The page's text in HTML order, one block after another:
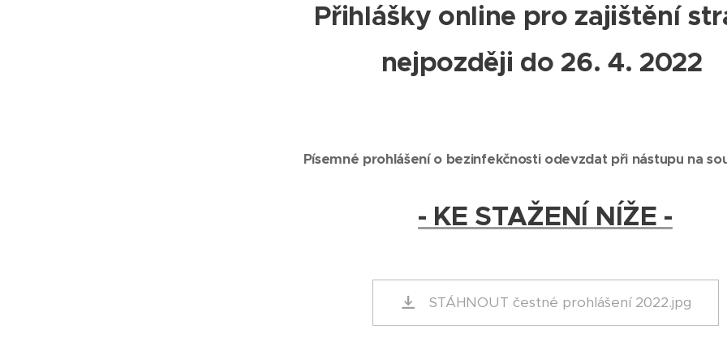
Přihlášky online pro zajištění
nejpozději do 26. 4. 2022
Písemné prohlášení o bezinfekčnosti odevzdat při nástupu na
- KE STAŽENÍ NÍŽE -
STÁHNOUT čestné prohlášení 2022.jpg